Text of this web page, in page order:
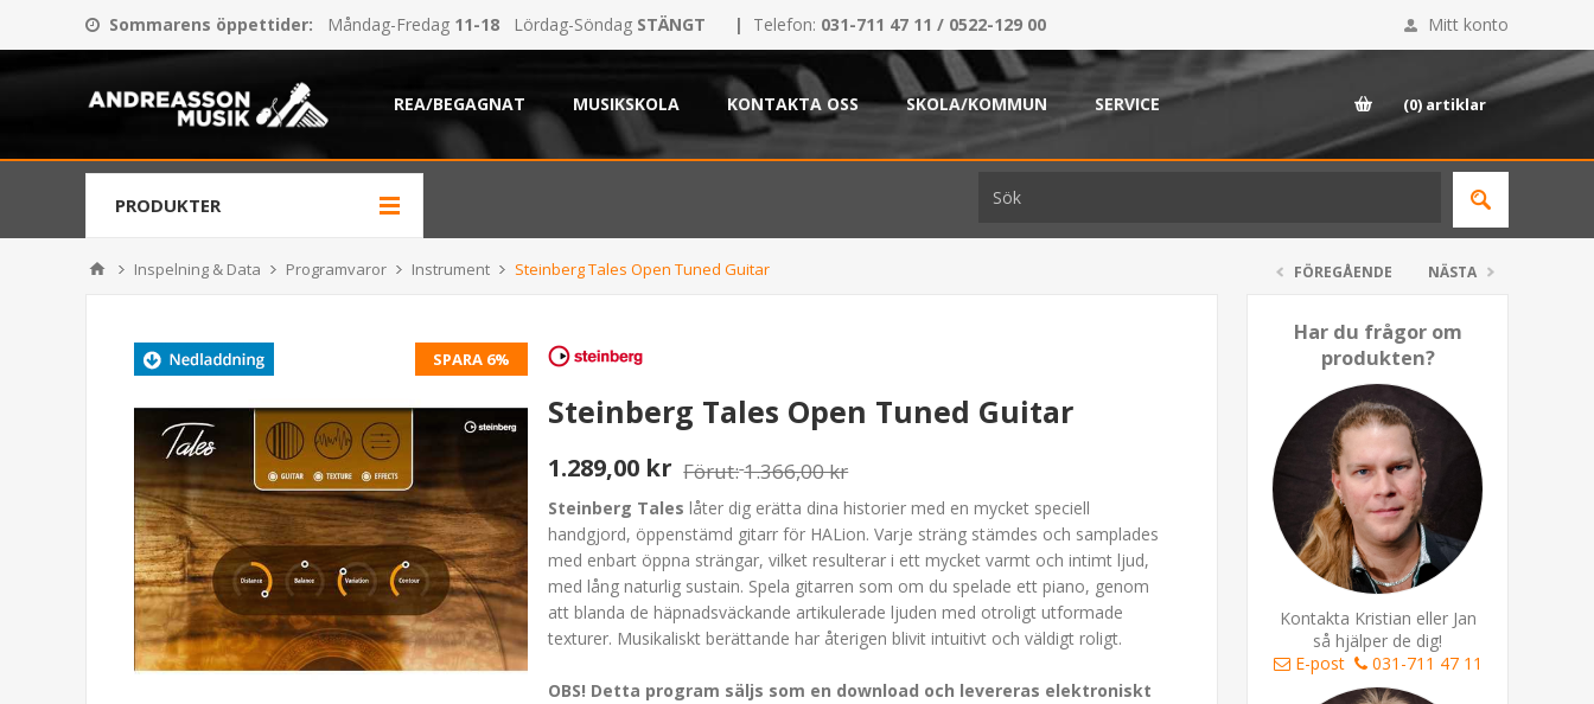
Sommarens öppettider: Måndag-Fredag 11-18 Lördag-Söndag STÄNGT | Telefon: 031-711 47 11 / 0522-129 00 Mitt konto
REA/BEGAGNAT MUSIKSKOLA KONTAKTA OSS SKOLA/KOMMUN SERVICE (0) artiklar
PRODUKTER
Inspelning & Data Programvaror Instrument Steinberg Tales Open Tuned Guitar FÖREGÅENDE NÄSTA
Har du frågor om
produkten?
Kontakta Kristian eller Jan
så hjälper de dig!
E-post
031-711 47 11
SPARA 6%
Steinberg Tales Open Tuned Guitar
1.289,00 kr Förut:1.366,00 kr
Steinberg Tales låter dig erätta dina historier med en mycket speciell
handgjord, öppenstämd gitarr för HALion. Varje sträng stämdes och samplades
med enbart öppna strängar, vilket resulterar i ett mycket varmt och intimt ljud,
med lång naturlig sustain. Spela gitarren som om du spelade ett piano, genom
att blanda de häpnadsväckande artikulerade ljuden med otroligt utformade
texturer. Musikaliskt berättande har återigen blivit intuitivt och väldigt roligt.
OBS! Detta program säljs som en download och levereras elektroniskt